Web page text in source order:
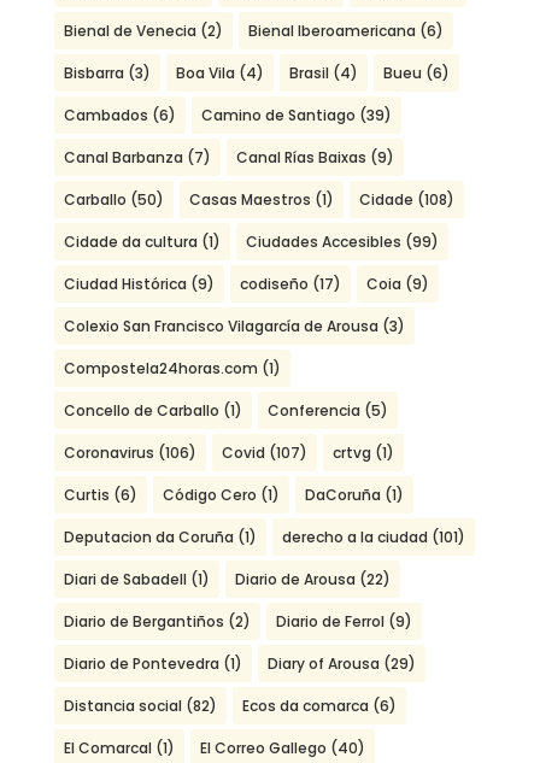
Bienal de Venecia (2) Bienal Iberoamericana (6)
Bisbarra (3) Boa Vila (4) Brasil (4) Bueu (6)
Cambados (6) Camino de Santiago (39)
Canal Barbanza (7) Canal Rías Baixas (9)
Carballo (50) Casas Maestros (1) Cidade (108)
Cidade da cultura (1) Ciudades Accesibles (99)
Ciudad Histórica (9) codiseño (17) Coia (9)
Colexio San Francisco Vilagarcía de Arousa (3)
Compostela24horas.com (1)
Concello de Carballo (1) Conferencia (5)
Coronavirus (106) Covid (107) crtvg (1)
Curtis (6) Código Cero (1) DaCoruña (1)
Deputacion da Coruña (1) derecho a la ciudad (101)
Diari de Sabadell (1) Diario de Arousa (22)
Diario de Bergantiños (2) Diario de Ferrol (9)
Diario de Pontevedra (1) Diary of Arousa (29)
Distancia social (82) Ecos da comarca (6)
El Comarcal (1) El Correo Gallego (40)